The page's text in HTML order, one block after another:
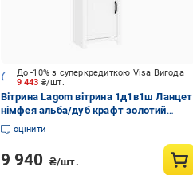
9 443 ₴/шт.
До -10% з суперкредиткою Visa Вигода
Вітрина Lagom вітрина 1д1в1ш Ланцет
німфея альба/дуб крафт золотий
2000х637х407 мм
оцінити
9 940 ₴/шт.